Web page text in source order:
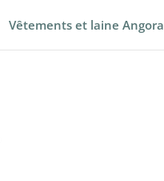
Vêtements et laine Angora